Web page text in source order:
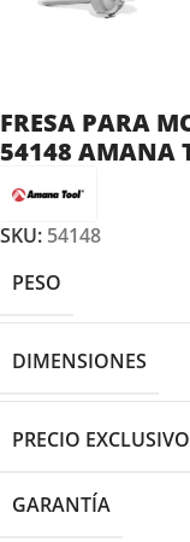
FRESA PARA
54148 AMANA
SKU: 54148
PESO
DIMENSIONES
PRECIO EXCLUSIVO
GARANTÍA